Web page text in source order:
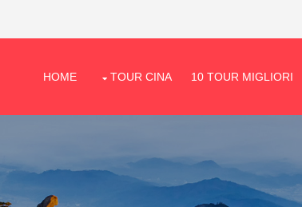
HOME TOUR CINA 10 TOUR MIGLIORI